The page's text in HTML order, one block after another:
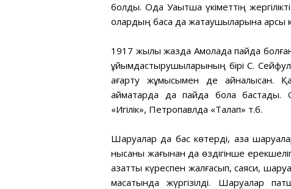
болды. Одақ Уақытша үкіметтің
олардың басқа да жақтаушыларына қарсы
1917 жылы жазда Ақмолада пайда
ұйымдастырушыларының бірі С.
ағарту жұмысымен де айналысқан.
аймақтарда да пайда бола
«Игілік», Петропавлда «Талап» т.б.
Шаруалар да бас көтерді, қазақ
нысаны жағынан да өздігінше
азаттық күреспен жалғасып, саяси,
мақсатында жүргізілді. Шаруалар